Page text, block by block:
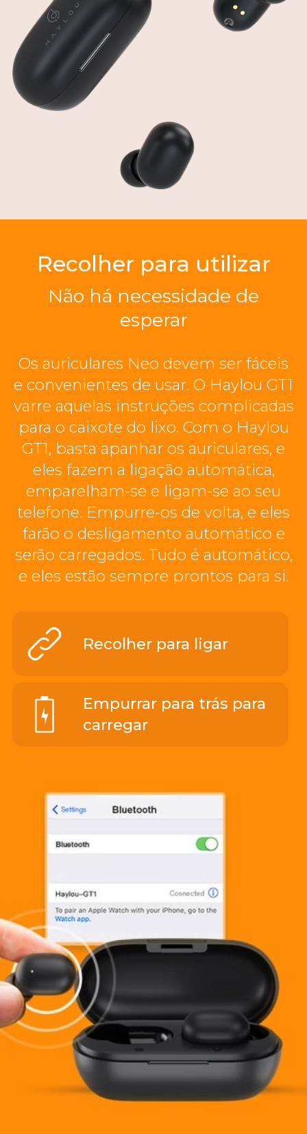
Recolher para utilizar
Não há necessidade de
esperar
Os auriculares Neo devem ser fáceis
e convenientes de usar. O Haylou GT1
varre aquelas instruções complicadas
para o caixote do lixo. Com o Haylou
GT1, basta apanhar os auriculares, e
eles fazem a ligação automática,
emparelham-se e ligam-se ao seu
telefone. Empurre-os de volta, e eles
farão o desligamento automático e
serão carregados. Tudo é automático,
e eles estão sempre prontos para si.
Recolher para ligar
Empurrar para trás para
carregar